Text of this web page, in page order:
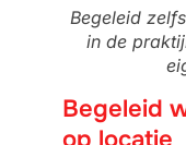
Begeleid
in de
Begeleid